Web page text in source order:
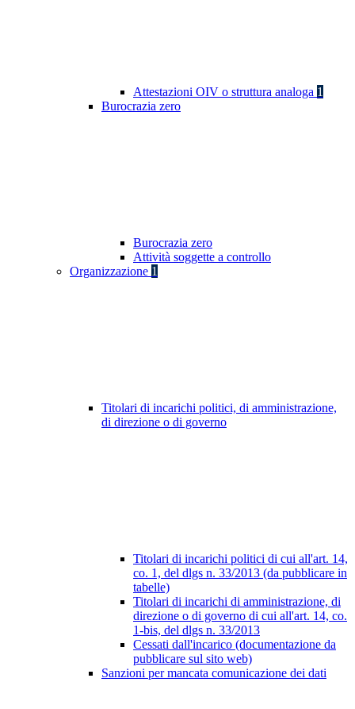
Attestazioni OIV o struttura analoga 1
Burocrazia zero
Burocrazia zero
Attività soggette a controllo
Organizzazione 1
Titolari di incarichi politici, di amministrazione,
di direzione o di governo
Titolari di incarichi politici di cui all'art. 14,
co. 1, del dlgs n. 33/2013 (da pubblicare in
tabelle)
Titolari di incarichi di amministrazione, di
direzione o di governo di cui all'art. 14, co.
1-bis, del dlgs n. 33/2013
Cessati dall'incarico (documentazione da
pubblicare sul sito web)
Sanzioni per mancata comunicazione dei dati